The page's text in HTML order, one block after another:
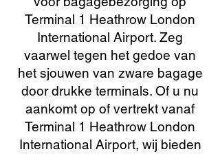
Terminal 1 Heathrow London
International Airport. Zeg
vaarwel tegen het gedoe van
het sjouwen van zware bagage
door drukke terminals. Of u nu
aankomt op of vertrekt vanaf
Terminal 1 Heathrow London
International Airport, wij bieden